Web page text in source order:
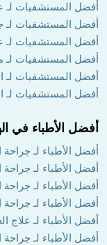
أفضل المستشفيات لـ
أفضل المستشفيات لـ
أفضل المستشفيات لـ
أفضل المستشفيات لـ
أفضل المستشفيات لـ
أفضل المستشفيات لـ
أفضل الأطباء في
أفضل الأطباء لـ
أفضل الأطباء لـ
أفضل الأطباء لـ جراحة
أفضل الأطباء لـ جراحة
أفضل الأطباء لـ علاج
أفضل الأطباء لـ جراحة